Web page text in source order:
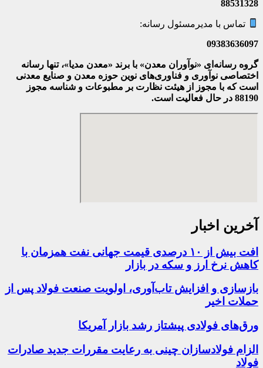
88531328
تماس با مدیرمسئول رسانه:
09383636097
گروه رسانه‌ای «نوآوران معدن» با برند «معدن مدیا»، تنها رسانه
اختصاصی نوآوری و فناوری‌های نوین حوزه معدن و صنایع معدنی‌
است که با مجوز از هیئت نظارت بر مطبوعات و شناسه مجوز
88190 در حال فعالیت است.
آخرین اخبار
افت بیش از ۱۰ درصدی قیمت جهانی نفت همزمان با
کاهش نرخ ارز و سکه در بازار
بازسازی و افزایش تاب‌آوری، اولویت صنعت فولاد پس از
حملات اخیر
ورق‌های فولادی پیشتاز رشد بازار آمریکا
الزام فولادسازان چینی به رعایت مقررات جدید صادرات
فولاد